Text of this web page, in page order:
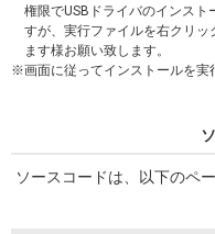
権限でUSBドライバのインス
すが、実行ファイルを右クリ
ます様お願い致します。
画面に従ってインストールを実
ソースコードは、以下のペ